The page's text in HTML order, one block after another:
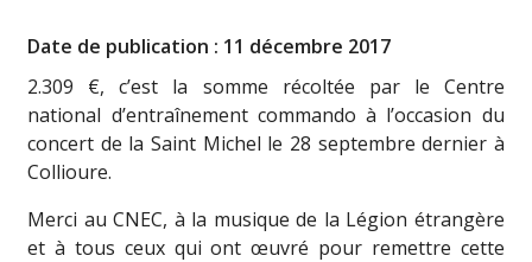
Date de publication : 11 décembre 2017
2.309 €, c’est la somme récoltée par le Centre
national d’entraînement commando à l’occasion du
concert de la Saint Michel le 28 septembre dernier à
Collioure.
Merci au CNEC, à la musique de la Légion étrangère
et à tous ceux qui ont œuvré pour remettre cette